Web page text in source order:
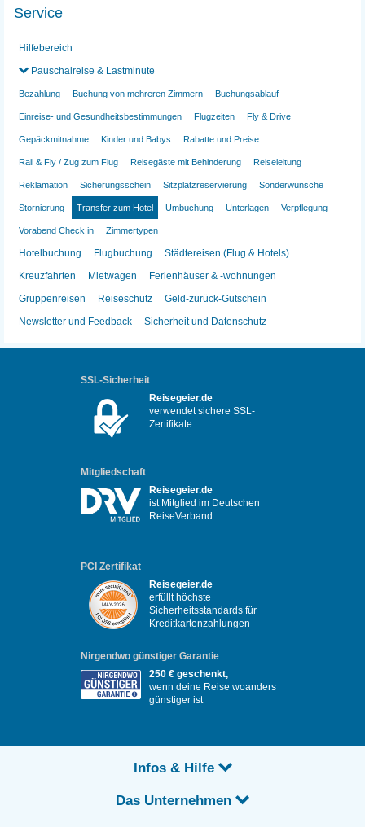
Service
Hilfebereich
Pauschalreise & Lastminute
Bezahlung Buchung von mehreren Zimmern Buchungsablauf
Einreise- und Gesundheitsbestimmungen Flugzeiten Fly & Drive
Gepäckmitnahme Kinder und Babys Rabatte und Preise
Rail & Fly / Zug zum Flug Reisegäste mit Behinderung Reiseleitung
Reklamation Sicherungsschein Sitzplatzreservierung Sonderwünsche
Stornierung Transfer zum Hotel Umbuchung Unterlagen Verpflegung
Vorabend Check in Zimmertypen
Hotelbuchung Flugbuchung
Städtereisen (Flug & Hotels)
Kreuzfahrten
Mietwagen
Ferienhäuser & -wohnungen
Gruppenreisen
Reiseschutz
Geld-zurück-Gutschein
Newsletter und Feedback
Sicherheit und Datenschutz
SSL-Sicherheit
Reisegeier.de
verwendet sichere SSL-
Zertifikate
Mitgliedschaft
Reisegeier.de
ist Mitglied im Deutschen
ReiseVerband
PCI Zertifikat
Reisegeier.de
erfüllt höchste
Sicherheitsstandards für
Kreditkartenzahlungen
Nirgendwo günstiger Garantie
250 € geschenkt,
wenn deine Reise woanders
günstiger ist
Infos & Hilfe
Das Unternehmen